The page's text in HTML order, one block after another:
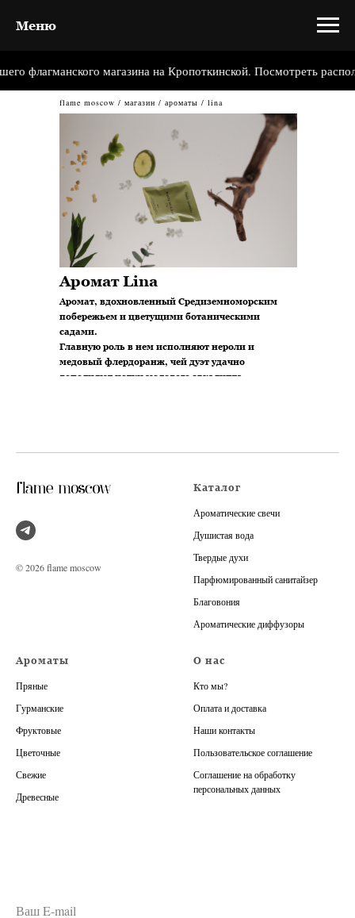
Меню
флагманского магазина на Кропоткинской. Посмотреть
Аромат Lina
Аромат, вдохновленный Средиземноморским
побережьем и цветущими ботаническими
садами.
Главную роль в нем исполняют нероли и
медовый флердоранж, чей дуэт удачно
дополняют нотки молодого эвкалипта.
flame moscow / магазин / ароматы / lina
© 2026 flame moscow
Каталог
Ароматические свечи
Душистая вода
Твердые духи
Парфюмированный санитайзер
Благовония
Ароматические диффузоры
Ароматы
Пряные
Гурманские
Фруктовые
Цветочные
Свежие
Древесные
О нас
Кто мы?
Оплата и доставка
Наши контакты
Пользовательское соглашение
Соглашение на обработку
персональных данных